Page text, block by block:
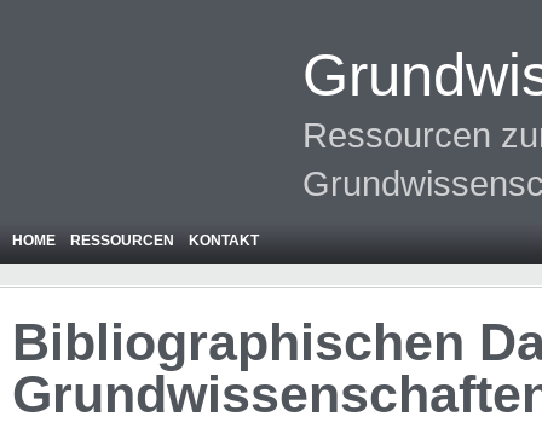
Ressourcen
HOME RESSOURCEN KONTAKT
Bibliographischen